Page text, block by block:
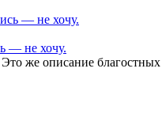
— не хочу.
же описание благостных